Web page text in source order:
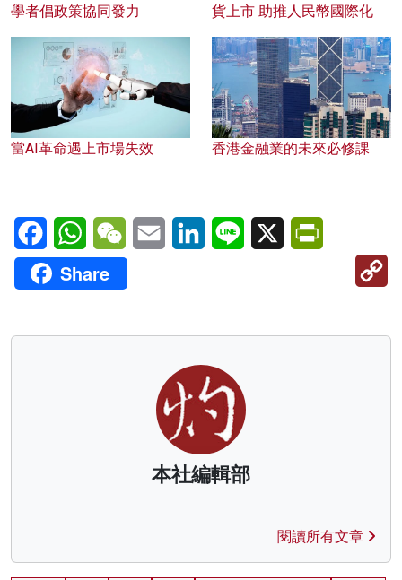
學者倡政策協同發力
貨上市 助推人民幣國際化
當AI革命遇上市場失效 香港金融業的未來必修課
FacebookWhatsAppWeChatEmail LinkedInLine X
Share
本社編輯部
閱讀所有文章